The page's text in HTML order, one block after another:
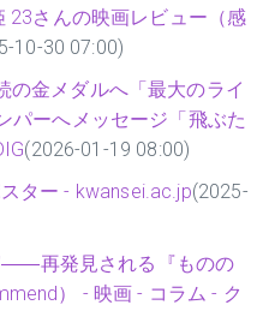
23さんの映画レビュー（感
10-30 07:00)
の金メダルへ「最大のライ
パーへメッセージ「飛ぶた
(2026-01-19 08:00)
ター - kwansei.ac.jp(2025-
再発見される『ものの
） - 映画 - コラム - ク